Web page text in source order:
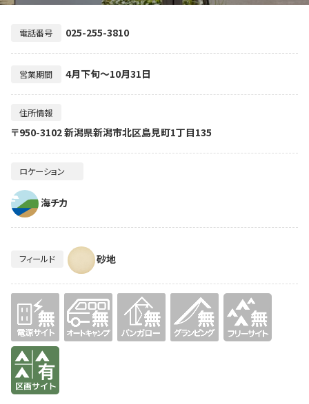
電話番号 025-255-3810
営業期間 4月下旬～10月31日
住所情報
〒950-3102 新潟県新潟市北区島見町1丁目135
ロケーション
海チカ
フィールド 砂地
無 無
有り